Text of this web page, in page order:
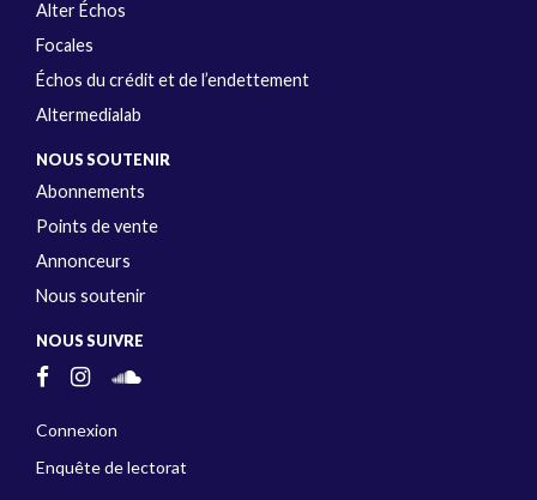
Alter Échos
Focales
Échos du crédit et de l’endettement
Altermedialab
NOUS SOUTENIR
Abonnements
Points de vente
Annonceurs
Nous soutenir
NOUS SUIVRE
Connexion
Enquête de lectorat